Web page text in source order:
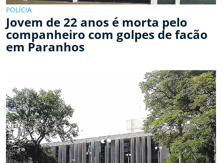
POLÍCIA
Jovem de 22 anos é morta pelo
companheiro com golpes de facão
em Paranhos